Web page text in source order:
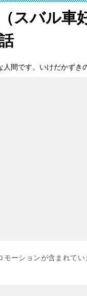
スバル車
人間です。いけだかずき
ーションが含まれてい